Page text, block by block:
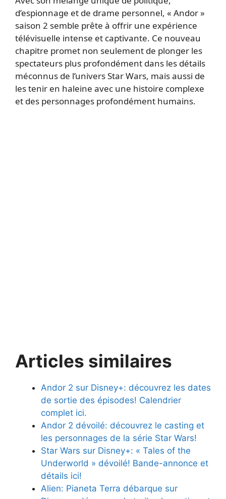
d’espionnage et de drame personnel, « Andor »
saison 2 semble prête à offrir une expérience
télévisuelle intense et captivante. Ce nouveau
chapitre promet non seulement de plonger les
spectateurs plus profondément dans les détails
méconnus de l’univers Star Wars, mais aussi de
les tenir en haleine avec une histoire complexe
et des personnages profondément humains.
Articles similaires
Andor 2 sur Disney+: découvrez les dates
de sortie des épisodes! Calendrier
complet ici.
Andor 2 dévoilé: découvrez le casting et
les personnages de la série Star Wars!
Star Wars sur Disney+: « Tales of the
Underworld » dévoilé! Bande-annonce et
détails ici!
Alien: Pianeta Terra débarque sur